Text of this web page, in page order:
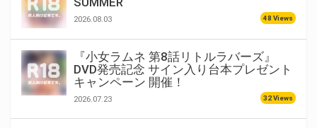
2026.08.03 48 Views
『小女ラムネ 第8話リトルラバーズ』
DVD発売記念 サイン入り台本プレゼント
キャンペーン 開催！
2026.07.23 32 Views